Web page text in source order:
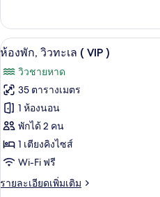
วิว
ชายหาด
เกี่ยว
กับ
ห้อง
ลัก
ซ์
ทริปเปิล,
วิว
ชายหาด
เปิด
ภาพถ่าย
ทั้งหมด
ของ
ห้อง
พัก,
วิว
ทะเล
17
ห้องพัก, วิวทะเล ( VIP )
วิวชายหาด
35 ตารางเมตร
1 ห้องนอน
พักได้ 2 คน
1 เตียงคิงไซส์
Wi-Fi ฟรี
รายละเอียดเพิ่มเติม
ราย